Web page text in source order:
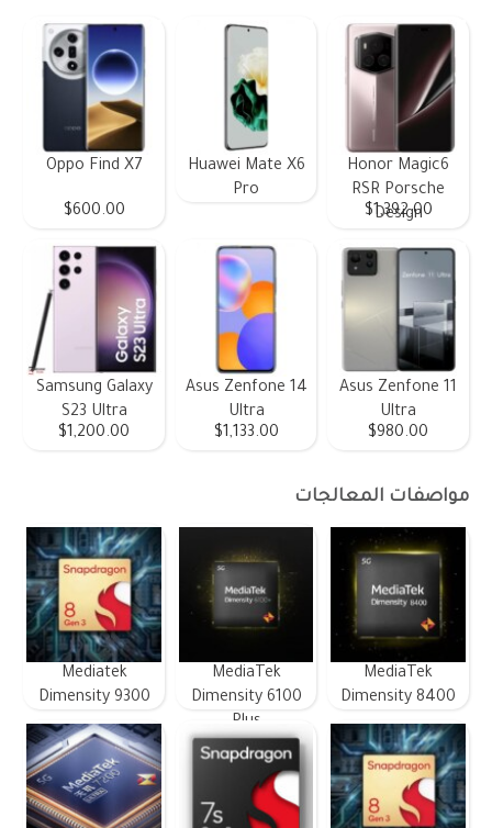
Honor Magic6
RSR Porsche
Design
$1,392.00
Huawei Mate X6
Pro
Oppo Find X7
$600.00
Asus Zenfone 11
Ultra
$980.00
Asus Zenfone 14
Ultra
$1,133.00
Samsung Galaxy
S23 Ultra
$1,200.00
مواصفات المعالجات
MediaTek
Dimensity 8400
MediaTek
Dimensity 6100
Plus
Mediatek
Dimensity 9300